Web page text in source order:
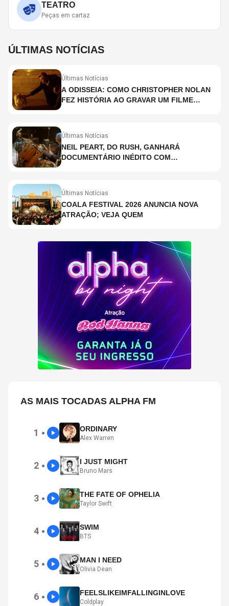
TEATRO
Peças em cartaz
ÚLTIMAS NOTÍCIAS
Últimas Notícias
A ODISSEIA: COMO CHRISTOPHER NOLAN
FEZ HISTÓRIA AO GRAVAR UM FILME
Últimas Notícias
NEIL PEART, DO RUSH, GANHARÁ
DOCUMENTÁRIO INÉDITO COM
Últimas Notícias
COALA FESTIVAL 2026 ANUNCIA NOVA
ATRAÇÃO; VEJA QUEM
AS MAIS TOCADAS ALPHA FM
1 ● ORDINARY
Alex Warren
2 ● I JUST MIGHT
Bruno Mars
3 ● THE FATE OF OPHELIA
Taylor Swift
4 ● SWIM
BTS
5 ● MAN I NEED
Olivia Dean
6 ● FEELSLIKEIMFALLINGINLOVE
Coldplay